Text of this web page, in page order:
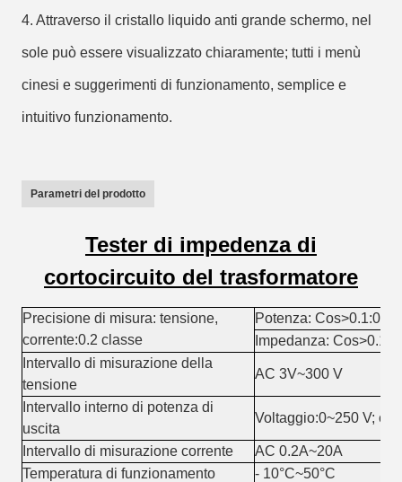
4. Attraverso il cristallo liquido anti grande schermo, nel
sole può essere visualizzato chiaramente; tutti i menù
cinesi e suggerimenti di funzionamento, semplice e
intuitivo funzionamento.
Parametri del prodotto
Tester di impedenza di
cortocircuito del trasformatore
Precisione di misura: tensione,
corrente:0.2 classe
Potenza: Cos>0.1:0.5
Impedanza: Cos>
Intervallo di misurazione della
tensione
AC 3V~300 V
Intervallo interno di potenza di
uscita
Voltaggio:0~250 V;
Intervallo di misurazione corrente AC 0.2A~20A
Temperatura di funzionamento
- 10°C~50°C